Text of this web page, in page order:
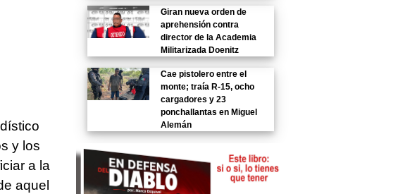
y los
a la
aquel
Giran nueva orden de
aprehensión contra
director de la Academia
Militarizada Doenitz
Cae pistolero entre el
monte; traía R-15, ocho
cargadores y 23
ponchallantas en Miguel
Alemán